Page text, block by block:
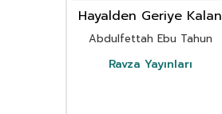
Hayalden Geriye Kalan
Abdulfettah Ebu Tahun
Ravza Yayınları